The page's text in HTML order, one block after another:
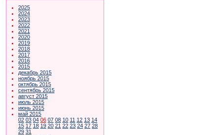
2025
2024
2023
2022
2021
2020
2019
2018
2017
2016
2015
декабрь 2015
ноябрь 2015
октябрь 2015
сентябрь 2015
август 2015
июль 2015
июнь 2015
май 2015
02 03 04 06 07 08 10 11 12 13 14
15 17 18 19 20 21 22 23 24 27 28
29 31